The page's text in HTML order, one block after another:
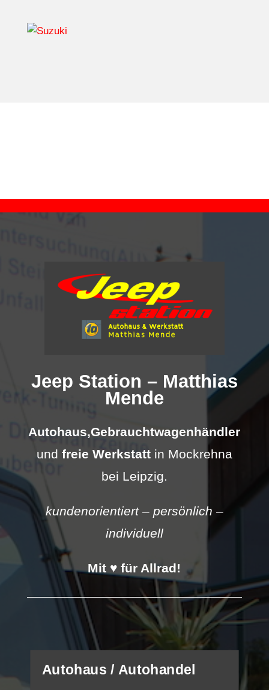
Jeep Station – Matthias
Mende
Autohaus,Gebrauchtwagenhändler
und freie Werkstattin Mockrehna
bei Leipzig.
kundenorientiert – persönlich –
individuell
Mit ♥ für Allrad!
Autohaus / Autohandel